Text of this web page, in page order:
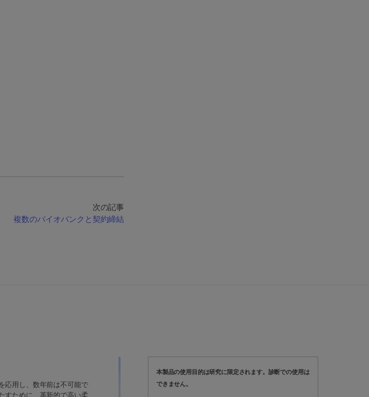
次の記事
複数のバイオバンクと契約締結
本製品の使用目的は研究に限定されます。診断での使用は
できません。
応用し、数年前は不可能で
すために、革新的で高い柔